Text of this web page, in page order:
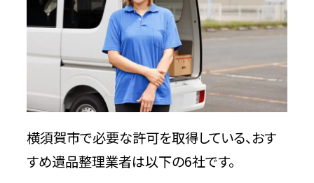
不用品回収相談所【横須賀市の許可業者
が加盟】
特徴
問い合わせ時の基本情報
門倉商店【横須賀市の許可業者】
横須賀市で必要な許可を取得している、おす
すめ遺品整理業者は以下の6社です。